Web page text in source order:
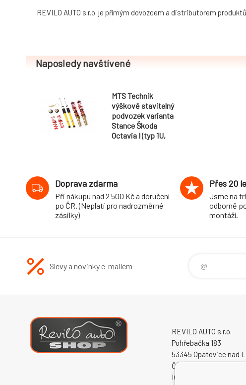
REVILO AUTO s.r.o. je přímým dovozcem a distributorem
Naposledy navštívené
MTS Technik
výškově stavitelný
podvozek varianta
Stance Škoda
Octavia I (typ 1U,
Doprava zdarma
Při nákupu nad 2 500 Kč a doručení
po ČR. (Neplatí pro nadrozměrné
zásilky)
Přes 20
Jsme na
odborně
montáží.
Slevy a novinky e-mailem
REVILO AUTO s.r.o.
Pohřebačka 183
53345 Opatovice nad
Česká republika
IČO: 60931868